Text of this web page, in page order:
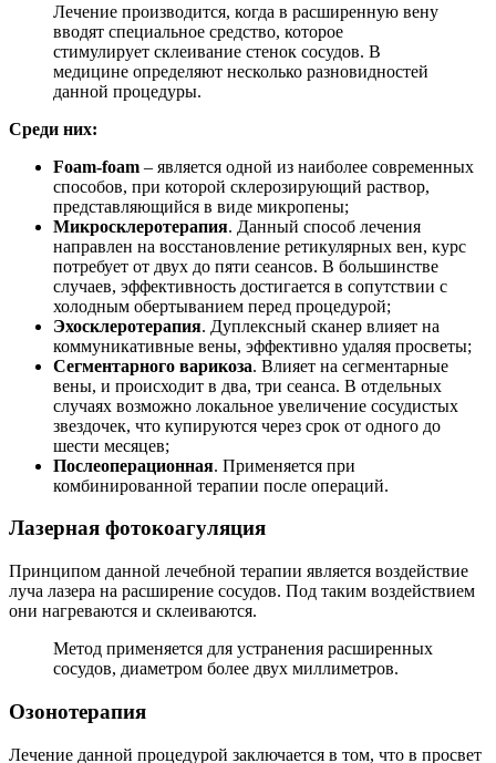
Лечение производится, когда в расширенную вену
вводят специальное средство, которое
стимулирует склеивание стенок сосудов. В
медицине определяют несколько разновидностей
данной процедуры.
Среди них:
Foam-foam – является одной из наиболее современных
способов, при которой склерозирующий раствор,
представляющийся в виде микропены;
Микросклеротерапия. Данный способ лечения
направлен на восстановление ретикулярных вен, курс
потребует от двух до пяти сеансов. В большинстве
случаев, эффективность достигается в сопутствии с
холодным обертыванием перед процедурой;
Эхосклеротерапия. Дуплексный сканер влияет на
коммуникативные вены, эффективно удаляя просветы;
Сегментарного варикоза. Влияет на сегментарные
вены, и происходит в два, три сеанса. В отдельных
случаях возможно локальное увеличение сосудистых
звездочек, что купируются через срок от одного до
шести месяцев;
Послеоперационная. Применяется при
комбинированной терапии после операций.
Лазерная фотокоагуляция
Принципом данной лечебной терапии является воздействие
луча лазера на расширение сосудов. Под таким воздействием
они нагреваются и склеиваются.
Метод применяется для устранения расширенных
сосудов, диаметром более двух миллиметров.
Озонотерапия
Лечение данной процедурой заключается в том, что в просвет